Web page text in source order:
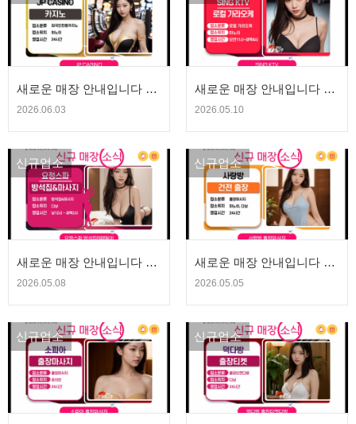
새로운 매장 안내입니다 -
볼루션
2026.06.03
새로운 매장 안내입니다 -
루션
2026.05.10
신규업소
새로운 매장 안내입니다 -
추 에볼루션
2026.05.08
신규업소
새로운 매장 안내입니다 -
고추 에볼루션
2026.05.05
신규업소 신규업소